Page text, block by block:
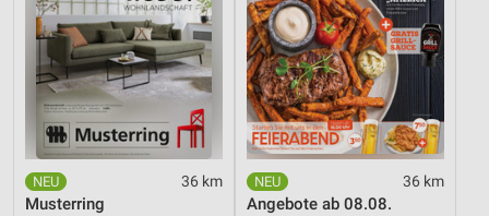
36 km
Musterring
36 km
Angebote ab 08.08.